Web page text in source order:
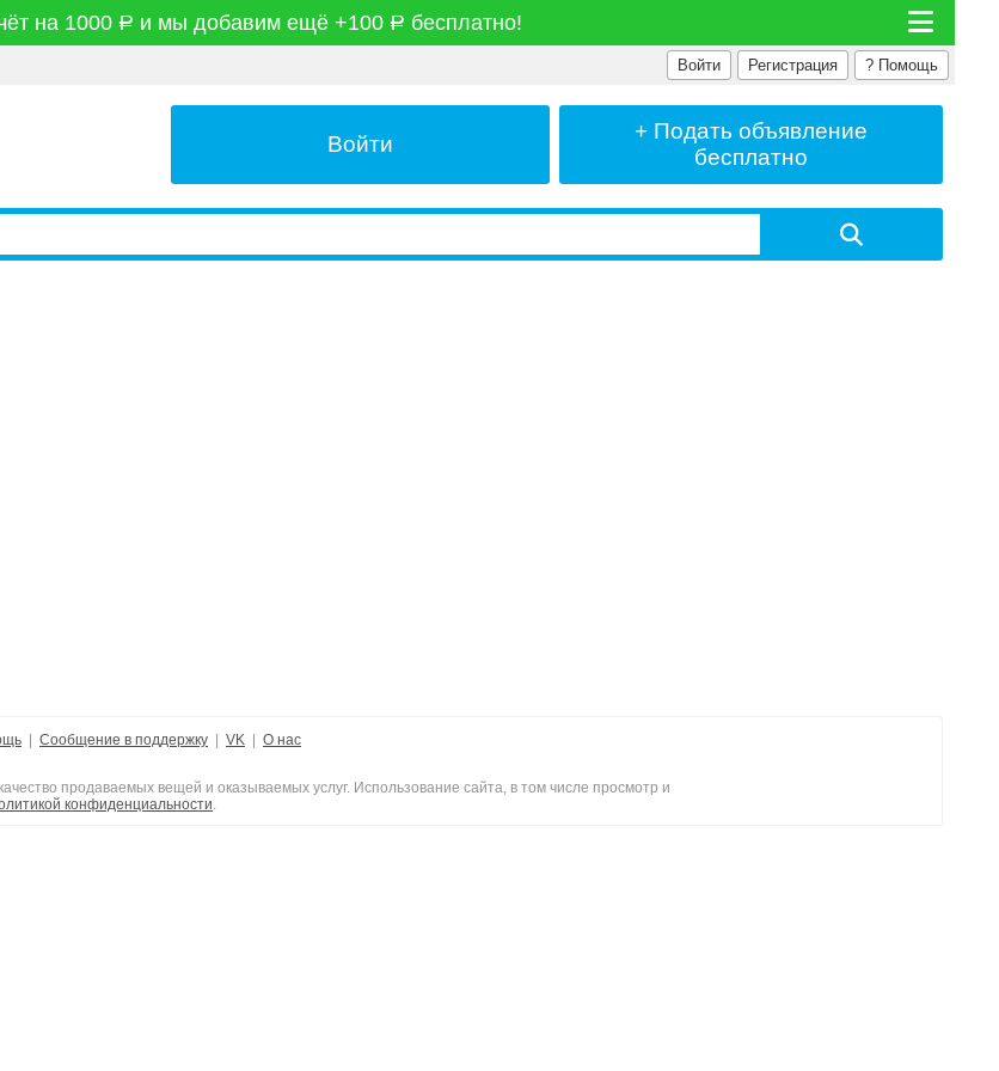
на 1000 руб и мы добавим ещё +100 руб бесплатно!
? Помощь
Регистрация
Войти
Войти
+ Подать объявление
бесплатно
Сообщение в поддержку VK
О нас
продаваемых вещей и оказываемых услуг. Использование сайта, в том числе просмотр и
конфиденциальности.